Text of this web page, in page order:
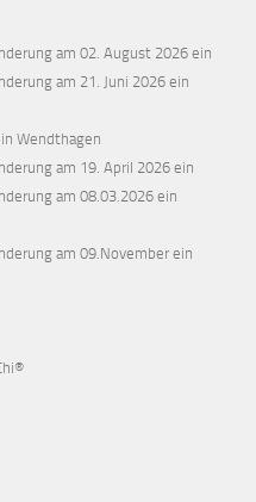
am 02. August 2026 ein
am 21. Juni 2026 ein
Wendthagen
am 19. April 2026 ein
am 08.03.2026 ein
am 09.November ein